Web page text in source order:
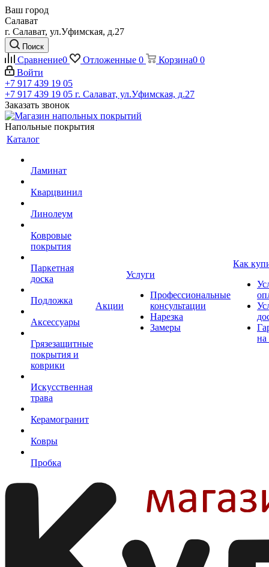
Ваш город
Салават
г. Салават, ул.Уфимская, д.27
Поиск
Сравнение0 Отложенные 0 Корзина0 0
Войти
+7 917 439 19 05
+7 917 439 19 05 г. Салават, ул.Уфимская, д.27
Заказать звонок
Напольные покрытия
Каталог
Ламинат
Кварцвинил
Линолеум
Ковровые
покрытия
Паркетная
доска
Подложка
Аксессуары
Грязезащитные
покрытия и
коврики
Искусственная
трава
Керамогранит
Ковры
Пробка
Акции
Услуги
Профессиональные
консультации
Нарезка
Замеры
Как
на